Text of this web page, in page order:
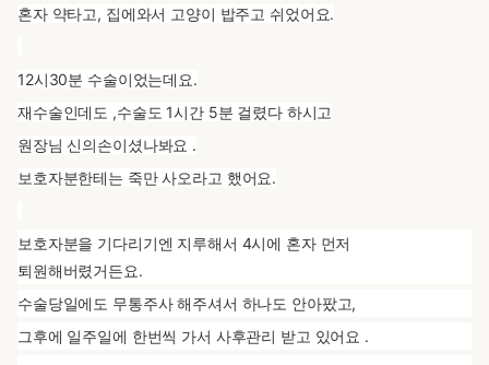
혼자 약타고, 집에와서 고양이 밥주고 쉬었어요.
12시30분 수술이었는데요.
재수술인데도 ,수술도 1시간 5분 걸렸다 하시고
원장님 신의손이셨나봐요 .
보호자분한테는 죽만 사오라고 했어요.
보호자분을 기다리기엔 지루해서 4시에 혼자 먼저
퇴원해버렸거든요.
수술당일에도 무통주사 해주셔서 하나도 안아팠고,
그후에 일주일에 한번씩 가서 사후관리 받고 있어요 .